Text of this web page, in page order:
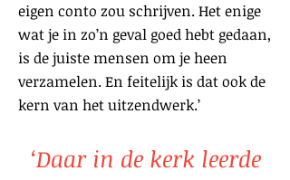
eigen conto zou schrijven. Het enige
wat je in zo’n geval goed hebt gedaan,
is de juiste mensen om je heen
verzamelen. En feitelijk is dat ook de
kern van het uitzendwerk.’
‘Daar in de kerk leerde